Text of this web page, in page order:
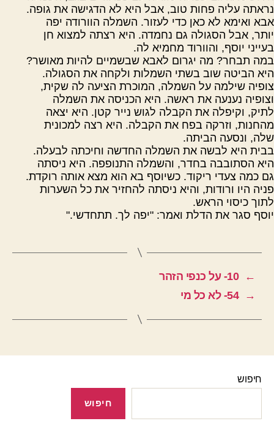
נראתה עליה פחות טוב, אבל היא לא הדגישה את גופה.
אבא ואימא לא כאן כדי לעזור. השמלה הוורודה יפה
יותר, אבל הסגולה גם נחמדה. היא רצתה למצוא חן
בעייני יוסף, והוורוד מחמיא לה.
במה תבחר? מה יגרום לאבא שבשמיים להיות מאושר?
היא הביטה שוב בשתי השמלות ולקחה את הסגולה.
צופיה שילמה על השמלה, המוכרת הציעה לה שקית,
וצופיה נענעה את ראשה. היא הכניסה את השמלה
לתיק, וקיפלה את הקבלה לגוש נייר קטן. היא יצאה
מהחנות, וזרקה בפח את הקבלה. היא רצה למכונית
שלה, ונסעה הביתה.
בבית היא לבשה את השמלה החדשה וחיכתה לבעלה.
היא הסתובבה בחדר, והשמלה התנופפה. היא ניסתה
גם כמה צעדי ריקוד. כשיוסף בא הוא מצא אותה רוקדת.
פניה היו ורודות, והיא ניסתה להחזיר את כל השערות
לתוך כיסוי הראש.
יוסף סגר את הדלת ואמר: "יפה לך. תתחדשי."
←
10- על כנפי הזהר
→
54- לא כל מי
חיפוש
חיפוש